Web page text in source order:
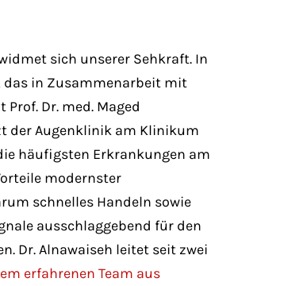
sich unserer Sehkraft. In
das in Zusammenarbeit mit
Dr. med. Maged
der Augenklinik am Klinikum
häufigsten Erkrankungen am
modernster
schnelles Handeln sowie
ausschlaggebend für den
Dr. Alnawaiseh leitet seit zwei
erfahrenen Team aus